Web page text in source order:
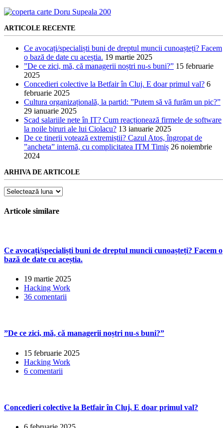
ARTICOLE RECENTE
Ce avocați/specialiști buni de dreptul muncii cunoașteți? Facem
o bază de date cu aceștia. 19 martie 2025
”De ce zici, mă, că managerii noștri nu-s buni?” 15 februarie
2025
Concedieri colective la Betfair în Cluj. E doar primul val? 6
februarie 2025
Cultura organizațională, la partid: ”Putem să vă furăm un pic?”
29 ianuarie 2025
Scad salariile nete în IT? Cum reacționează firmele de software
la noile biruri ale lui Ciolacu? 13 ianuarie 2025
De ce tinerii votează extremiștii? Cazul Atos, îngropat de
”ancheta” internă, cu complicitatea ITM Timiș 26 noiembrie
2024
ARHIVA DE ARTICOLE
Arhiva
articole
Articole similare
Ce avocați/specialiști buni de dreptul muncii cunoașteți? Facem o
bază de date cu aceștia.
19 martie 2025
Hacking Work
36 comentarii
”De ce zici, mă, că managerii noștri nu-s buni?”
15 februarie 2025
Hacking Work
6 comentarii
Concedieri colective la Betfair în Cluj. E doar primul val?